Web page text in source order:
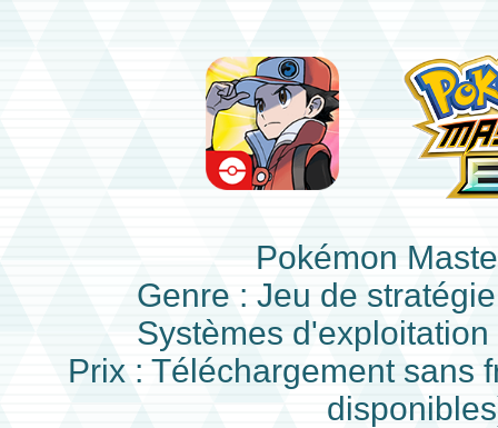
Pokémon
Genre : Jeu de
Systèmes
Prix : Téléchargement sans